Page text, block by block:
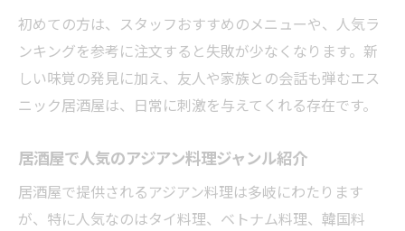
初めての方は、スタッフおすすめのメニューや、人気ラ
ンキングを参考に注文すると失敗が少なくなります。新
しい味覚の発見に加え、友人や家族との会話も弾むエス
ニック居酒屋は、日常に刺激を与えてくれる存在です。
居酒屋で人気のアジアン料理ジャンル紹介
居酒屋で提供されるアジアン料理は多岐にわたります
が、特に人気なのはタイ料理、ベトナム料理、韓国料